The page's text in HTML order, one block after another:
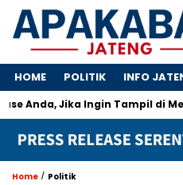
HOME POLITIK INFO
Anda, Jika Ingin Tampil di
Home / Politik